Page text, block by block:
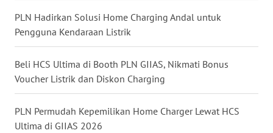
PLN Hadirkan Solusi Home Charging Andal untuk
Pengguna Kendaraan Listrik
Beli HCS Ultima di Booth PLN GIIAS, Nikmati Bonus
Voucher Listrik dan Diskon Charging
PLN Permudah Kepemilikan Home Charger Lewat HCS
Ultima di GIIAS 2026
SULSEL
WN
GORONTALO
WN
SULUT